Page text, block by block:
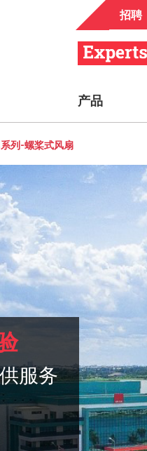
招聘
产品
列-螺桨式风扇
服务